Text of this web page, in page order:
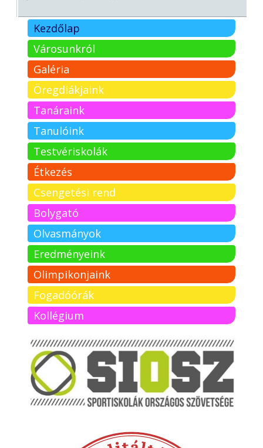
Kezdőlap
Városunkról
Galéria
Öregdiákjaink
Tanáraink
Tanulóink
Testvériskolák
Étkezés
Csengetési rend
Bolygató
Olvasmányok
Eredményeink
Olimpikonjaink
Fogadóórák
Kollégium